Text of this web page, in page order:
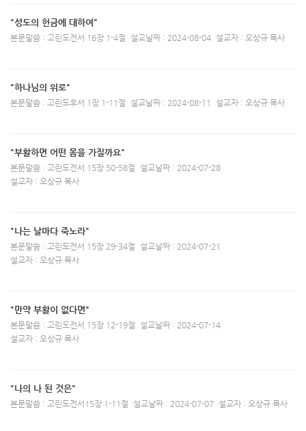
"성도의 헌금에 대하여"
본문말씀 : 고린도전서 16장 1-4절 설교날짜 : 2024-08-04 설교자 : 오상규 목사
"하나님의 위로"
본문말씀 : 고린도후서 1장 1-11절 설교날짜 : 2024-08-11 설교자 : 오상규 목사
"부활하면 어떤 몸을 가질까요"
본문말씀 : 고린도전서 15장 50-58절
설교날짜 : 2024-07-28
설교자 : 오상규 목사
"나는 날마다 죽노라"
본문말씀 : 고린도전서 15장 29-34절
설교날짜 : 2024-07-21
설교자 : 오상규 목사
"만약 부활이 없다면"
본문말씀 : 고린도전서 15장 12-19절
설교날짜 : 2024-07-14
설교자 : 오상규 목사
"나의 나 된 것은"
본문말씀 : 고린도전서15장 1-11절 설교날짜 : 2024-07-07 설교자 : 오상규 목사